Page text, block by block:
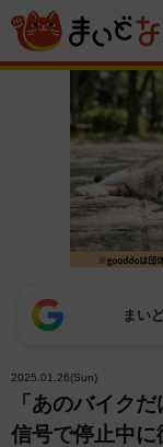
まい
2025.01.26(Sun)
「あのバイク
信号で停止中